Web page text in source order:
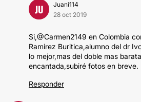
JU
Juani114
28 oct 2019
Si,@Carmen2149 en Colombia
Ramirez Buritica,alumno del dr
lo mejor,mas del doble mas
encantada,subiré fotos en breve.
Responder